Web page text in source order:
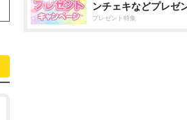
ンチェキなどプレゼ
プレゼント特集